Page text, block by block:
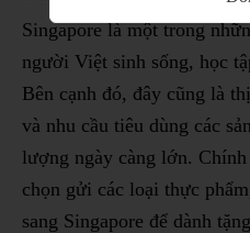
Singapore là một trong
người Việt sinh sống, học
Bên cạnh đó, đây cũng là
và nhu cầu tiêu dùng các
lượng ngày càng lớn.
chọn gửi các loại thực
sang Singapore để dành